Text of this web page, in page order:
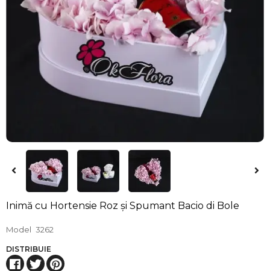
Inimă cu Hortensie Roz și Spumant Bacio di Bole
Model 3262
DISTRIBUIE